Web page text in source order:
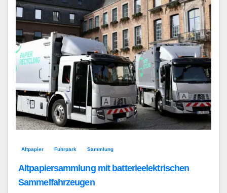
Altpapier Fuhrpark Sammlung
Altpapiersammlung mit batterieelektrischen
Sammelfahrzeugen